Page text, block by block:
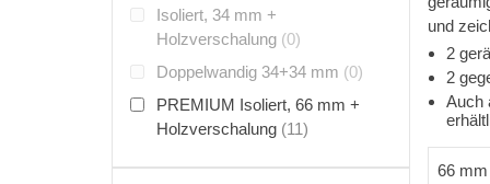
Isoliert, 34 mm +
Holzverschalung (0)
Doppelwandig 34+34 mm (0)
PREMIUM Isoliert, 66 mm +
Holzverschalung (11)
und
zwei
Etage -
2
2
Auch
66 mm